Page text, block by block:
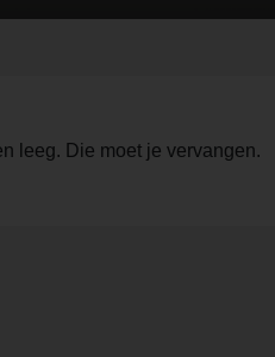
leeg. Die moet je vervangen.